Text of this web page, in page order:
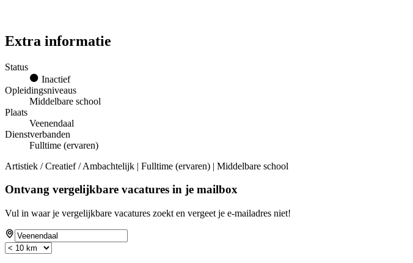
Extra informatie
Status
Inactief
Opleidingsniveaus
Middelbare school
Plaats
Veenendaal
Dienstverbanden
Fulltime (ervaren)
Artistiek / Creatief / Ambachtelijk | Fulltime (ervaren) | Middelbare school
Ontvang vergelijkbare vacatures in je mailbox
Vul in waar je vergelijkbare vacatures zoekt en vergeet je e-mailadres niet!